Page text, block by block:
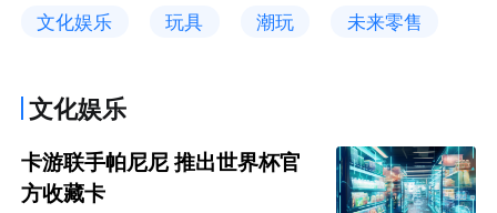
文化娱乐 玩具 潮玩 未来零售
文化娱乐
卡游联手帕尼尼 推出世界杯官
方收藏卡